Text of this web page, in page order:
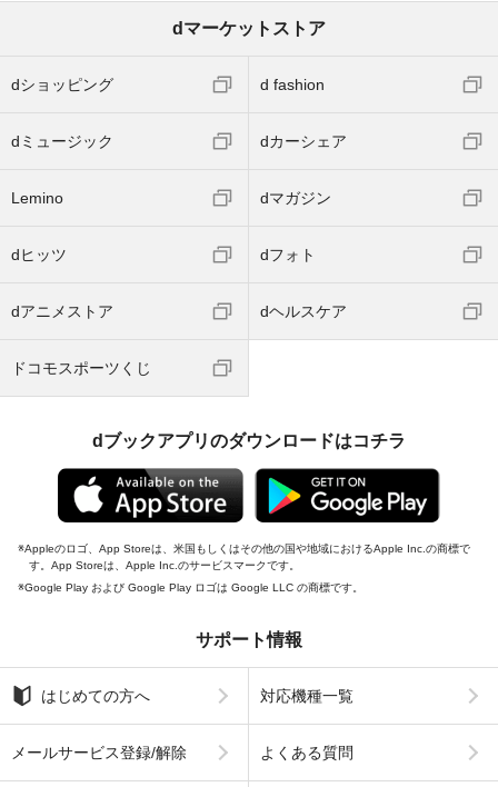
dマーケットストア
dショッピング d fashion
dミュージック dカーシェア
Lemino dマガジン
dヒッツ dフォト
dアニメストア dヘルスケア
ドコモスポーツくじ
dブックアプリのダウンロードはコチラ
Appleのロゴ、App Storeは、米国もしくはその他の国や地域におけるApple Inc.の商標で
す。App Storeは、Apple Inc.のサービスマークです。
Google Play および Google Play ロゴは Google LLC の商標です。
サポート情報
はじめての方へ 対応機種一覧
メールサービス登録/解除 よくある質問